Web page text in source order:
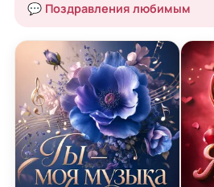
💬 Поздравления любимым